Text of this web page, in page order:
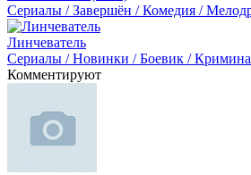
Сериалы / Завершён / Комедия /
Линчеватель
Сериалы / Новинки / Боевик /
Комментируют